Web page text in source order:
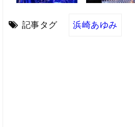
記事タグ 浜崎あゆみ